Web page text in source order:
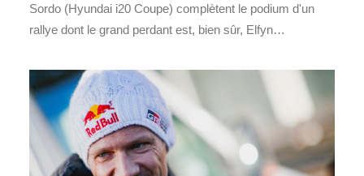
Sordo (Hyundai i20 Coupe) complètent le podium d'un
rallye dont le grand perdant est, bien sûr, Elfyn…